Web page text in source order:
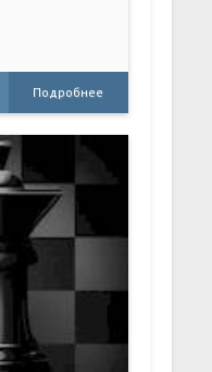
Подробнее